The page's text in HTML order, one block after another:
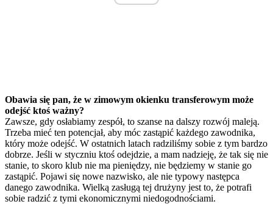
Obawia się pan, że w zimowym okienku transferowym może
odejść ktoś ważny?
Zawsze, gdy osłabiamy zespół, to szanse na dalszy rozwój maleją.
Trzeba mieć ten potencjał, aby móc zastąpić każdego zawodnika,
który może odejść. W ostatnich latach radziliśmy sobie z tym bardzo
dobrze. Jeśli w styczniu ktoś odejdzie, a mam nadzieję, że tak się nie
stanie, to skoro klub nie ma pieniędzy, nie będziemy w stanie go
zastąpić. Pojawi się nowe nazwisko, ale nie typowy następca
danego zawodnika. Wielką zasługą tej drużyny jest to, że potrafi
sobie radzić z tymi ekonomicznymi niedogodnościami.